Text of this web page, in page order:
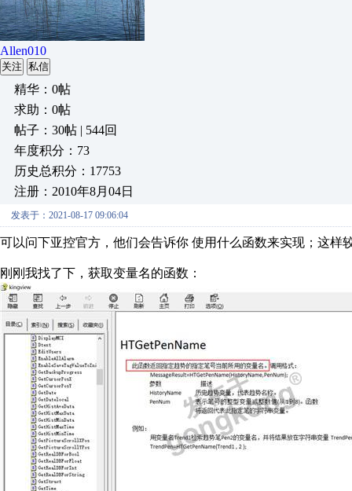
Allen010
关注 私信
精华：0帖
求助：0帖
帖子：30帖 | 544回
年度积分：73
历史总积分：17753
注册：2010年8月04日
发表于：2021-08-17 09:06:04
可以问下亚控官方，他们会告诉你 使用什么函数来实现；这样
刚刚我找了下，获取变量名的函数：